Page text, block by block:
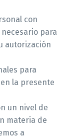
con
para
autorización
para
la presente
un nivel de
materia de
a